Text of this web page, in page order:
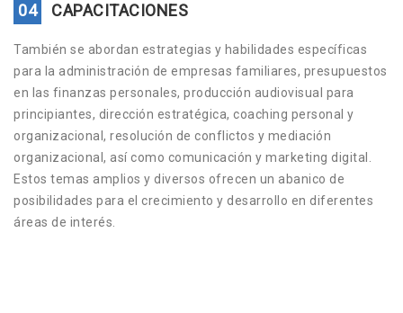
04 CAPACITACIONES
También se abordan estrategias y habilidades específicas
para la administración de empresas familiares, presupuestos
en las finanzas personales, producción audiovisual para
principiantes, dirección estratégica, coaching personal y
organizacional, resolución de conflictos y mediación
organizacional, así como comunicación y marketing digital.
Estos temas amplios y diversos ofrecen un abanico de
posibilidades para el crecimiento y desarrollo en diferentes
áreas de interés.